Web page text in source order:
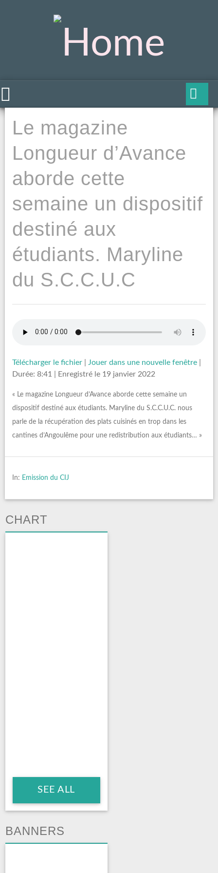
Le magazine
Longueur d’Avance
aborde cette
semaine un dispositif
destiné aux
étudiants. Maryline
du S.C.C.U.C
Télécharger le fichier Jouer dans une nouvelle fenêtre
Durée: 8:41
Enregistré le 19 janvier 2022
« Le magazine Longueur d’Avance aborde cette semaine un
dispositif destiné aux étudiants. Maryline du S.C.C.U.C. nous
parle de la récupération des plats cuisinés en trop dans les
cantines d’Angoulême pour une redistribution aux étudiants… »
In: Emission du CIJ
CHART
SEE ALL
BANNERS